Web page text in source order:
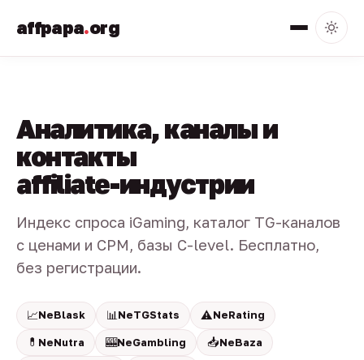
affpapa.org
Аналитика, каналы и
контакты
affiliate-индустрии
Индекс спроса iGaming, каталог TG-каналов
с ценами и CPM, базы C-level. Бесплатно,
без регистрации.
📈NeBlask 📊 NeTGStats ⚠️NeRating
💊 NeNutra 🎰NeGambling 📥NeBaza